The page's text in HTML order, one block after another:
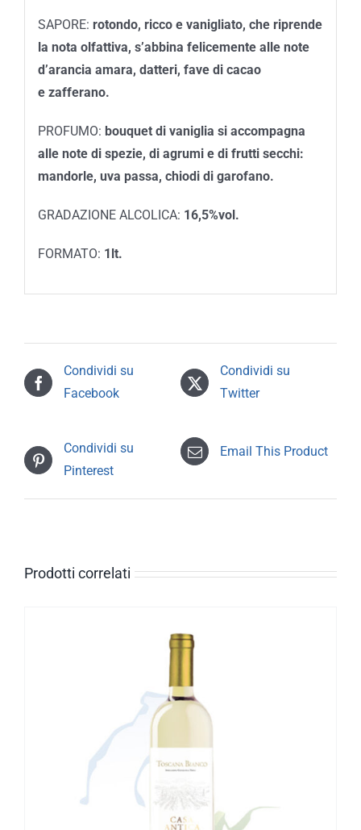
SAPORE: rotondo, ricco e vanigliato, che riprende
la nota olfattiva, s’abbina felicemente alle note
d’arancia amara, datteri, fave di cacao
e zafferano.
PROFUMO: bouquet di vaniglia si accompagna
alle note di spezie, di agrumi e di frutti secchi:
mandorle, uva passa, chiodi di garofano.
GRADAZIONE ALCOLICA: 16,5%vol.
FORMATO: 1lt.
Condividi su
Facebook
Condividi su
Twitter
Condividi su
Pinterest
Email This Product
Prodotti correlati